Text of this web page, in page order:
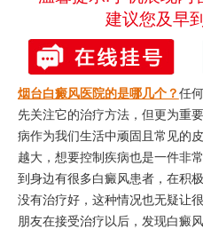
建议您及早
烟台白癜风医院的是哪几个？ 任
先关注它的治疗方法，但更为重
病作为我们生活中顽固且常见的
越大，想要控制疾病也是一件非
到身边有很多白癜风患者，在积
没有治疗好，这种情况也无疑让
朋友在接受治疗以后，发现白癜